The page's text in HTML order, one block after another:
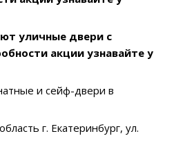
уличные двери с
акции узнавайте у
и сейф-двери в
г. Екатеринбург, ул.